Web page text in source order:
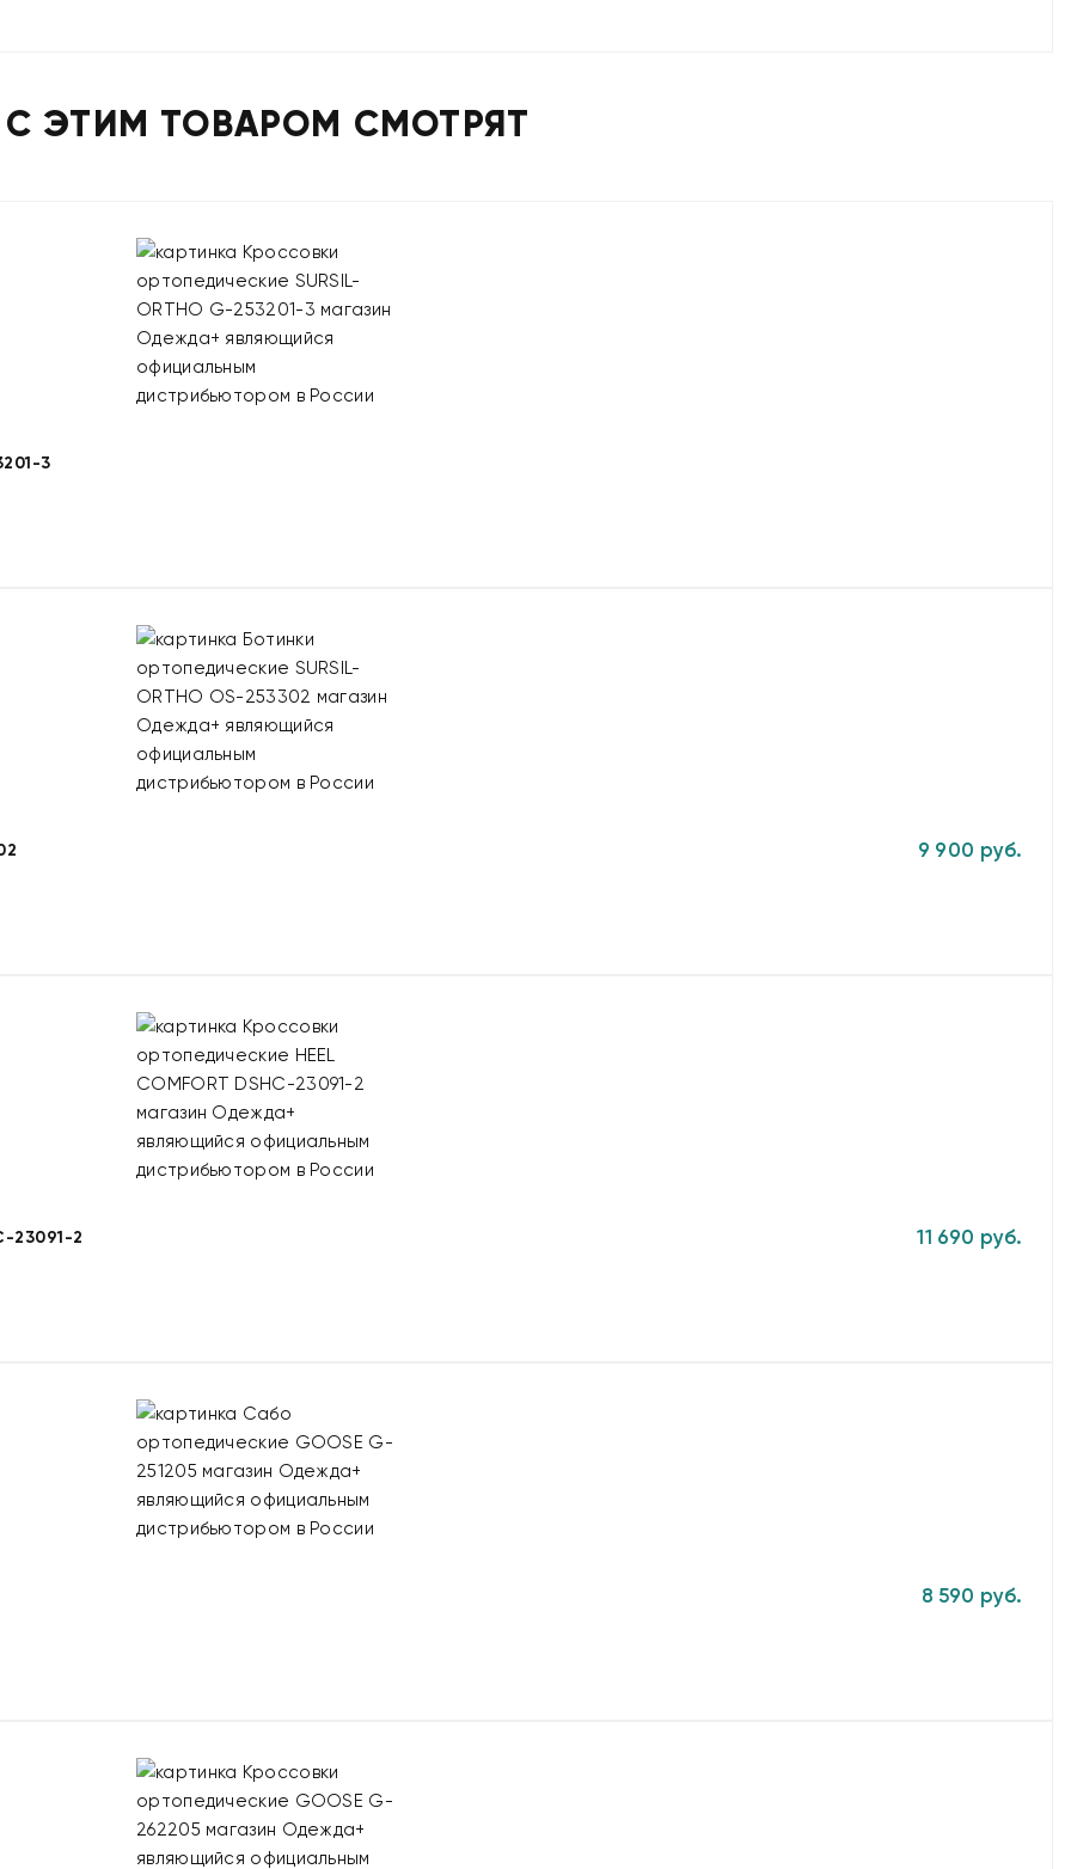
С ЭТИМ ТОВАРОМ СМОТРЯТ
3
9 900 руб.
23091-2 11 690 руб.
8 590 руб.